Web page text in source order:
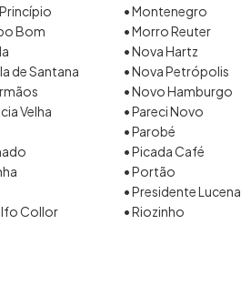
Bom
de Santana
Velha
Collor
• Montenegro
• Morro Reuter
• Nova Hartz
• Nova Petrópolis
• Novo Hamburgo
• Pareci Novo
• Parobé
• Picada Café
• Portão
• Presidente Lucena
• Riozinho